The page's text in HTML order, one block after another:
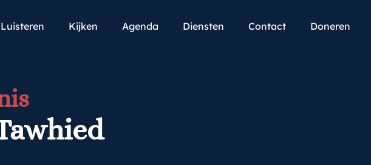
Luisteren Kijken Agenda Diensten Contact Doneren